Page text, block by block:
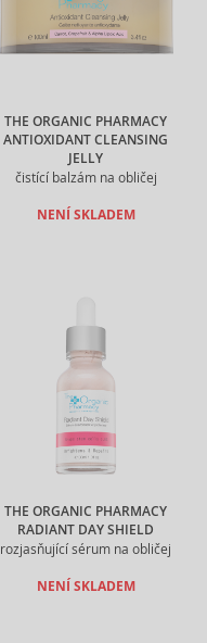
THE ORGANIC PHARMACY
ANTIOXIDANT CLEANSING
JELLY
čistící balzám na obličej
NENÍ SKLADEM
THE ORGANIC PHARMACY
RADIANT DAY SHIELD
rozjasňující sérum na obličej
NENÍ SKLADEM